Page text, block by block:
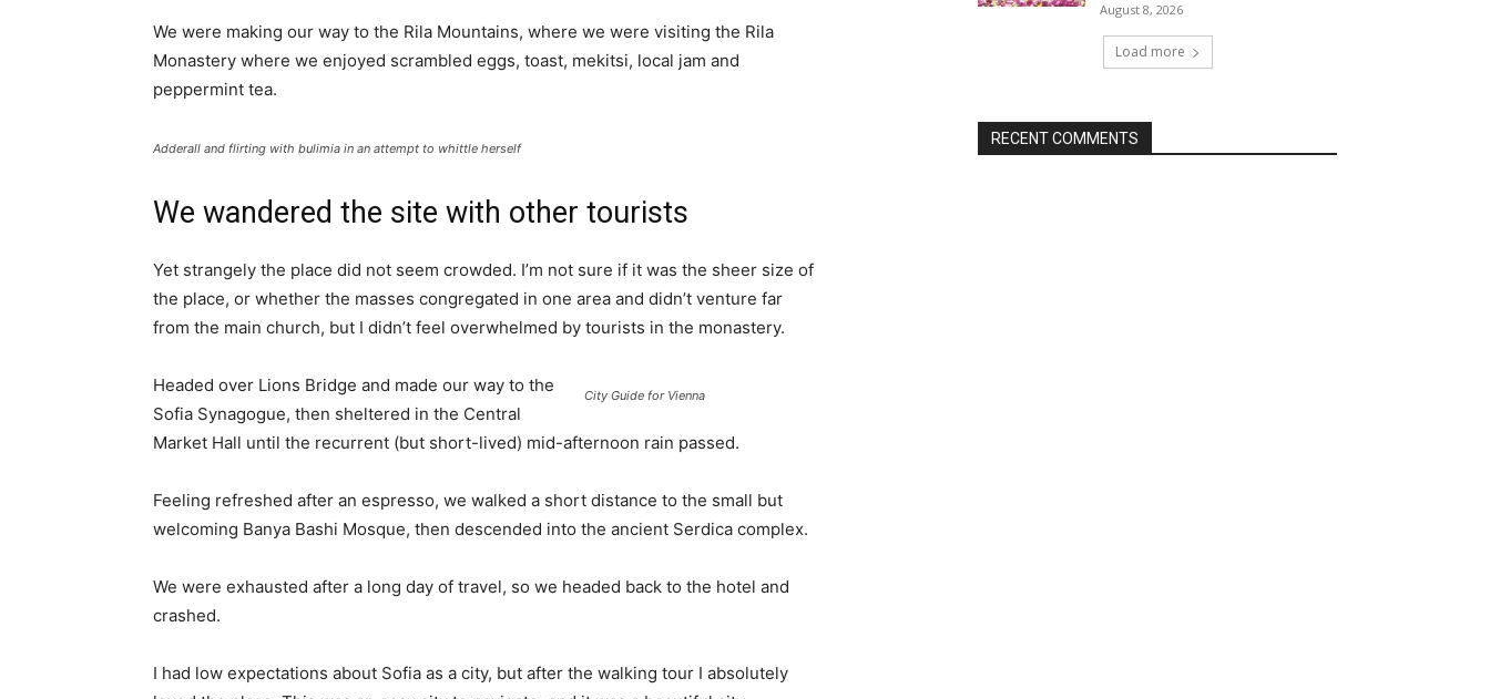
We were making our way to the Rila Mountains, where we were visiting the Rila
Monastery where we enjoyed scrambled eggs, toast, mekitsi, local jam and
peppermint tea.
Adderall and flirting with bulimia in an attempt to whittle herself
We wandered the site with other tourists
Yet strangely the place did not seem crowded. I’m not sure if it was the sheer size of
the place, or whether the masses congregated in one area and didn’t venture far
from the main church, but I didn’t feel overwhelmed by tourists in the monastery.
City Guide for Vienna
Headed over Lions Bridge and made our way to the
Sofia Synagogue, then sheltered in the Central
Market Hall until the recurrent (but short-lived) mid-afternoon rain passed.
Feeling refreshed after an espresso, we walked a short distance to the small but
welcoming Banya Bashi Mosque, then descended into the ancient Serdica complex.
We were exhausted after a long day of travel, so we headed back to the hotel and
crashed.
I had low expectations about Sofia as a city, but after the walking tour I absolutely
August 8, 2026
Load more
RECENT COMMENTS